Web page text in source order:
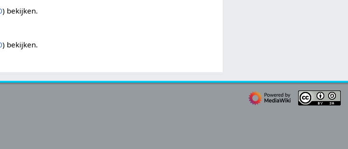
) bekijken.
) bekijken.